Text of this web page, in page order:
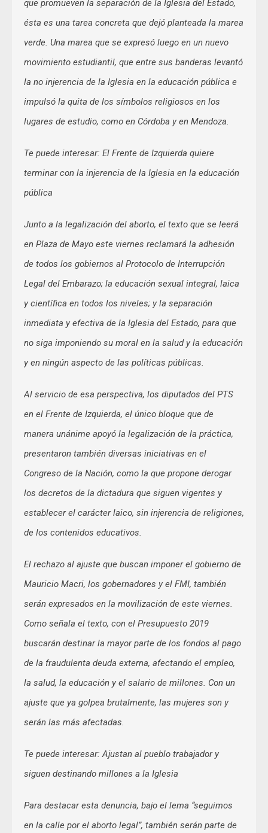
que promueven la separación de la Iglesia del Estado,
ésta es una tarea concreta que dejó planteada la marea
verde. Una marea que se expresó luego en un nuevo
movimiento estudiantil, que entre sus banderas levantó
la no injerencia de la Iglesia en la educación pública e
impulsó la quita de los símbolos religiosos en los
lugares de estudio, como en Córdoba y en Mendoza.
Te puede interesar: El Frente de Izquierda quiere
terminar con la injerencia de la Iglesia en la educación
pública
Junto a la legalización del aborto, el texto que se leerá
en Plaza de Mayo este viernes reclamará la adhesión
de todos los gobiernos al Protocolo de Interrupción
Legal del Embarazo; la educación sexual integral, laica
y científica en todos los niveles; y la separación
inmediata y efectiva de la Iglesia del Estado, para que
no siga imponiendo su moral en la salud y la educación
y en ningún aspecto de las políticas públicas.
Al servicio de esa perspectiva, los diputados del PTS
en el Frente de Izquierda, el único bloque que de
manera unánime apoyó la legalización de la práctica,
presentaron también diversas iniciativas en el
Congreso de la Nación, como la que propone derogar
los decretos de la dictadura que siguen vigentes y
establecer el carácter laico, sin injerencia de religiones,
de los contenidos educativos.
El rechazo al ajuste que buscan imponer el gobierno de
Mauricio Macri, los gobernadores y el FMI, también
serán expresados en la movilización de este viernes.
Como señala el texto, con el Presupuesto 2019
buscarán destinar la mayor parte de los fondos al pago
de la fraudulenta deuda externa, afectando el empleo,
la salud, la educación y el salario de millones. Con un
ajuste que ya golpea brutalmente, las mujeres son y
serán las más afectadas.
Te puede interesar: Ajustan al pueblo trabajador y
siguen destinando millones a la Iglesia
Para destacar esta denuncia, bajo el lema “seguimos
en la calle por el aborto legal”, también serán parte de